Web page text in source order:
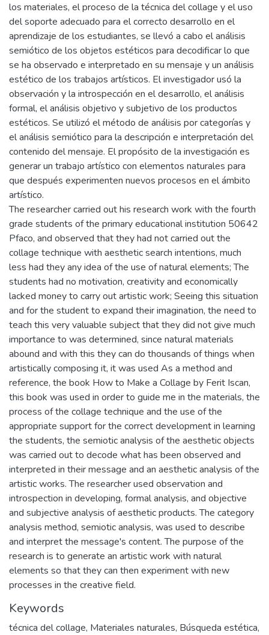
los materiales, el proceso de la técnica del collage y el uso
del soporte adecuado para el correcto desarrollo en el
aprendizaje de los estudiantes, se llevó a cabo el análisis
semiótico de los objetos estéticos para decodificar lo que
se ha observado e interpretado en su mensaje y un análisis
estético de los trabajos artísticos. El investigador usó la
observación y la introspección en el desarrollo, el análisis
formal, el análisis objetivo y subjetivo de los productos
estéticos. Se utilizó el método de análisis por categorías y
el análisis semiótico para la descripción e interpretación del
contenido del mensaje. El propósito de la investigación es
generar un trabajo artístico con elementos naturales para
que después experimenten nuevos procesos en el ámbito
artístico.
The researcher carried out his research work with the fourth
grade students of the primary educational institution 50642
Pfaco, and observed that they had not carried out the
collage technique with aesthetic search intentions, much
less had they any idea of the use of natural elements; The
students had no motivation, creativity and economically
lacked money to carry out artistic work; Seeing this situation
and for the student to expand their imagination, the need to
teach this very valuable subject that they did not give much
importance to was determined, since natural materials
abound and with this they can do thousands of things when
artistically composing it, it was used As a method and
reference, the book How to Make a Collage by Ferit Iscan,
this book was used in order to guide me in the materials, the
process of the collage technique and the use of the
appropriate support for the correct development in learning
the students, the semiotic analysis of the aesthetic objects
was carried out to decode what has been observed and
interpreted in their message and an aesthetic analysis of the
artistic works. The researcher used observation and
introspection in developing, formal analysis, and objective
and subjective analysis of aesthetic products. The category
analysis method, semiotic analysis, was used to describe
and interpret the message's content. The purpose of the
research is to generate an artistic work with natural
elements so that they can then experiment with new
processes in the creative field.
Keywords
técnica del collage, Materiales naturales, Búsqueda estética,